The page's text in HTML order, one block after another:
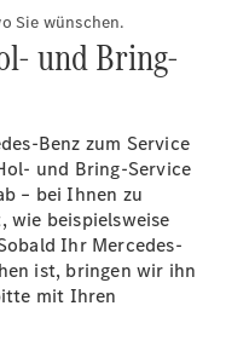
Sie wünschen.
und Bring-
Benz zum Service
und Bring-Service
– bei Ihnen zu
wie beispielsweise
Ihr Mercedes-
ist, bringen wir ihn
mit Ihren